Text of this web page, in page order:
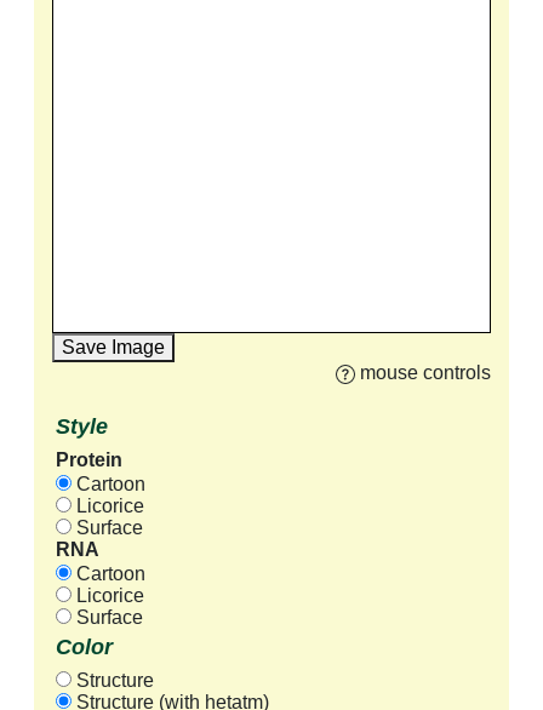
Save Image
mouse controls
Style
Protein
Cartoon
Licorice
Surface
RNA
Cartoon
Licorice
Surface
Color
Structure
Structure (with hetatm)